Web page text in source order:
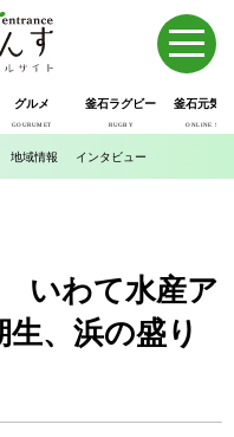
グルメ
GOURUMET
釜石ラグビー
RUGBY
釜石元気
ONLINE SHOP
地域情報 インタビュー
いわて水産ア
、浜の盛り